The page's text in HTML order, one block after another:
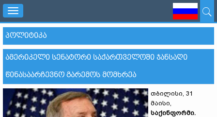
Toggle
navigation
ᲞᲝᲚᲘᲢᲘᲙᲐ
ᲐᲛᲔᲠᲘᲙᲔᲚᲘ ᲡᲔᲜᲐᲢᲝᲠᲘ ᲡᲐᲥᲐᲠᲗᲕᲔᲚᲝᲨᲘ ᲯᲐᲜᲡᲐᲦᲘ
ᲬᲘᲜᲐᲡᲐᲐᲠᲩᲔᲕᲜᲝ ᲒᲐᲠᲔᲛᲝᲡ ᲛᲝᲛᲮᲠᲔᲐ
თბილისი, 31
მაისი,
საქინფორმი.